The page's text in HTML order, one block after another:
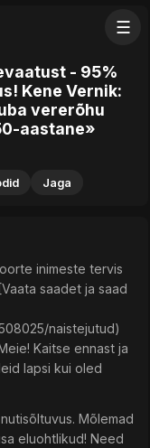
☰
- 95%
Kene Vernik:
vererõhu
aastane»
Jaga
inimeste tervis
saadet ja saad
naistejutud)
Kaitse ennast ja
lapsi kui oled
Mõlemad
eluohtlikud! Need